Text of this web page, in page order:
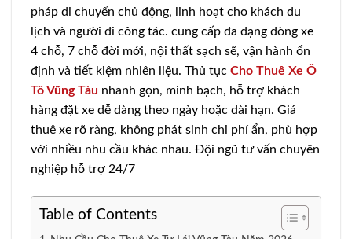
pháp di chuyển chủ động, linh hoạt cho khách du
lịch và người đi công tác. cung cấp đa dạng dòng xe
4 chỗ, 7 chỗ đời mới, nội thất sạch sẽ, vận hành ổn
định và tiết kiệm nhiên liệu. Thủ tục Cho Thuê Xe Ô
Tô Vũng Tàu nhanh gọn, minh bạch, hỗ trợ khách
hàng đặt xe dễ dàng theo ngày hoặc dài hạn. Giá
thuê xe rõ ràng, không phát sinh chi phí ẩn, phù hợp
với nhiều nhu cầu khác nhau. Đội ngũ tư vấn chuyên
nghiệp hỗ trợ 24/7
Table of Contents